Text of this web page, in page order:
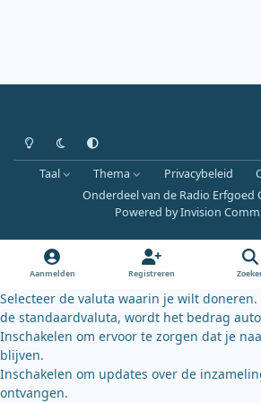
Heldere modus
Donkere modus
Systeemvoorkeur
Taal Thema Privacybeleid
Onderdeel van de Radio Erfgoed
Powered byInvision
Aanmelden Registreren
Selecteer de valuta waarin je wilt
de standaardvaluta, wordt het bedrag
Inschakelen om ervoor te zorgen dat je
blijven.
Inschakelen om updates over de
ontvangen.